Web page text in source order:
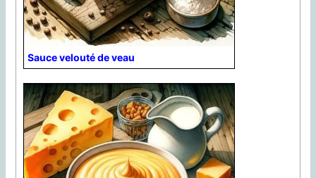
Sauce velouté de veau